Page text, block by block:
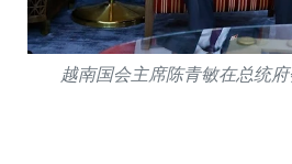
越南国会主席陈青敏在总统